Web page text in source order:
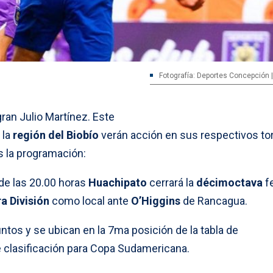
Fotografía: Deportes Concepción
Julio Martínez. Este
región del Biobío verán acción en sus respectivos
la programación:
las 20.00 horas Huachipato cerrará la décimoctava
División como local ante O’Higgins de Rancagua.
y se ubican en la 7ma posición de la tabla de
para Copa Sudamericana.